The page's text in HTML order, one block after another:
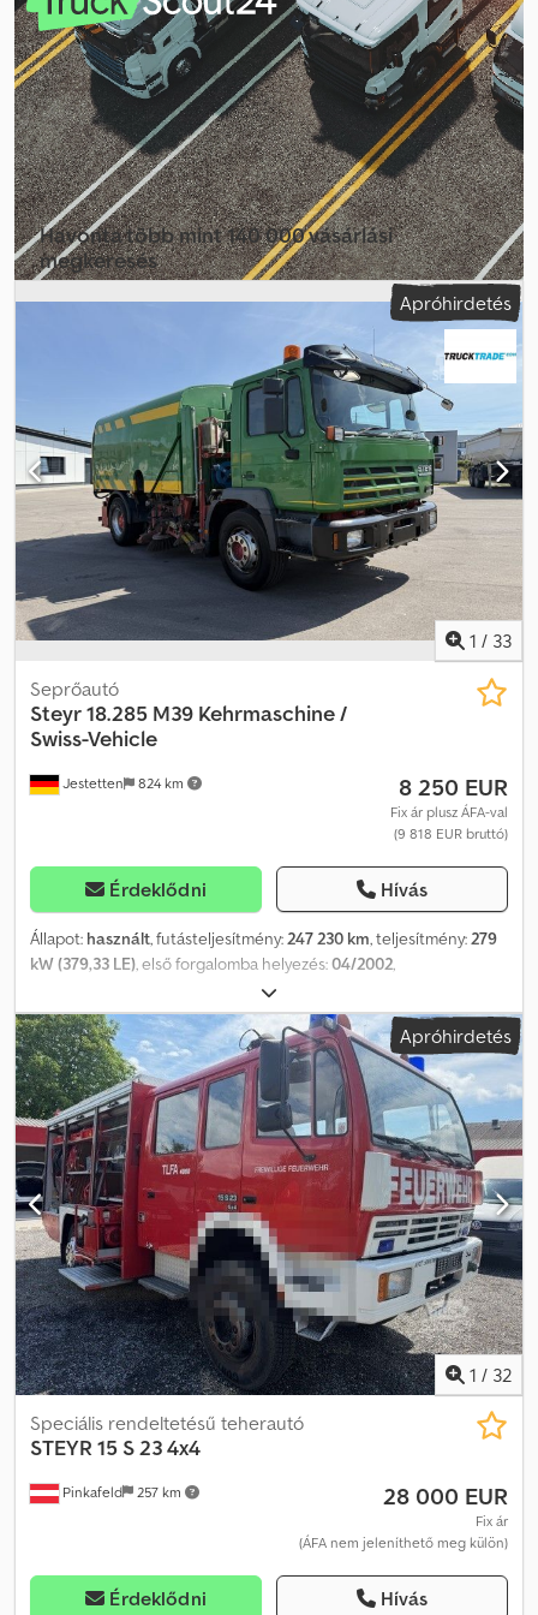
hajtástípus:mechanikai, felfüggesztés:acél , Gyártási év:1993,
Kiváló állapotban Cjdpfx Aajyzrp He Deha TÜV-vel FELÉPÍTMÉNY
HOSSZA kb. 3,60 m 4x4 összkerékhajtás Laprugós felfüggesztés
Osztrák jármű Eredeti kilométeróra-állás csak 15 020 km
Tökéletes lakóautó-átalakításhoz
Havonta több mint 140 000 vásárlási
megkeresés
Válassza ki a kereskedői csomagotApróhirdetés
1 / 33
Jestetten 824 km
Seprőautó
Steyr18.285 M39 Kehrmaschine /
Swiss-Vehicle
8 250 EUR
Fix ár plusz ÁFA-val
(9 818 EUR bruttó)
Érdeklődni Hívás
Állapot: használt, futásteljesítmény:247 230 km, teljesítmény:279
kW (379,33 LE), első forgalomba helyezés:04/2002,
, saját tömeg:
315/80 R 22.5/10mm, tengelyelrendezés:4x2, tengelytáv:3 900
mm, következő vizsga (TÜV):03/2025, vezetőfülke: nappali fülke,
hajtástípus:mechanikai, kibocsátási osztály: Euro 3, felfüggesztés:
acél-levegő, ülések száma: , teljes hossz: 7 200 mm, teljes
szélesség:25 500 mm , teljes magasság: 33 000 mm, első gumi
méret:315/80 R 22.5/10mm, üzemi tömeg:18 000 kg,
Apróhirdetés
1 / 32
Pinkafeld 257 km
Speciális rendeltetésű teherautó
STEYR 15 S 23 4x4
28 000 EUR
Fix ár
(ÁFA nem jeleníthető meg külön)
Érdeklődni Hívás